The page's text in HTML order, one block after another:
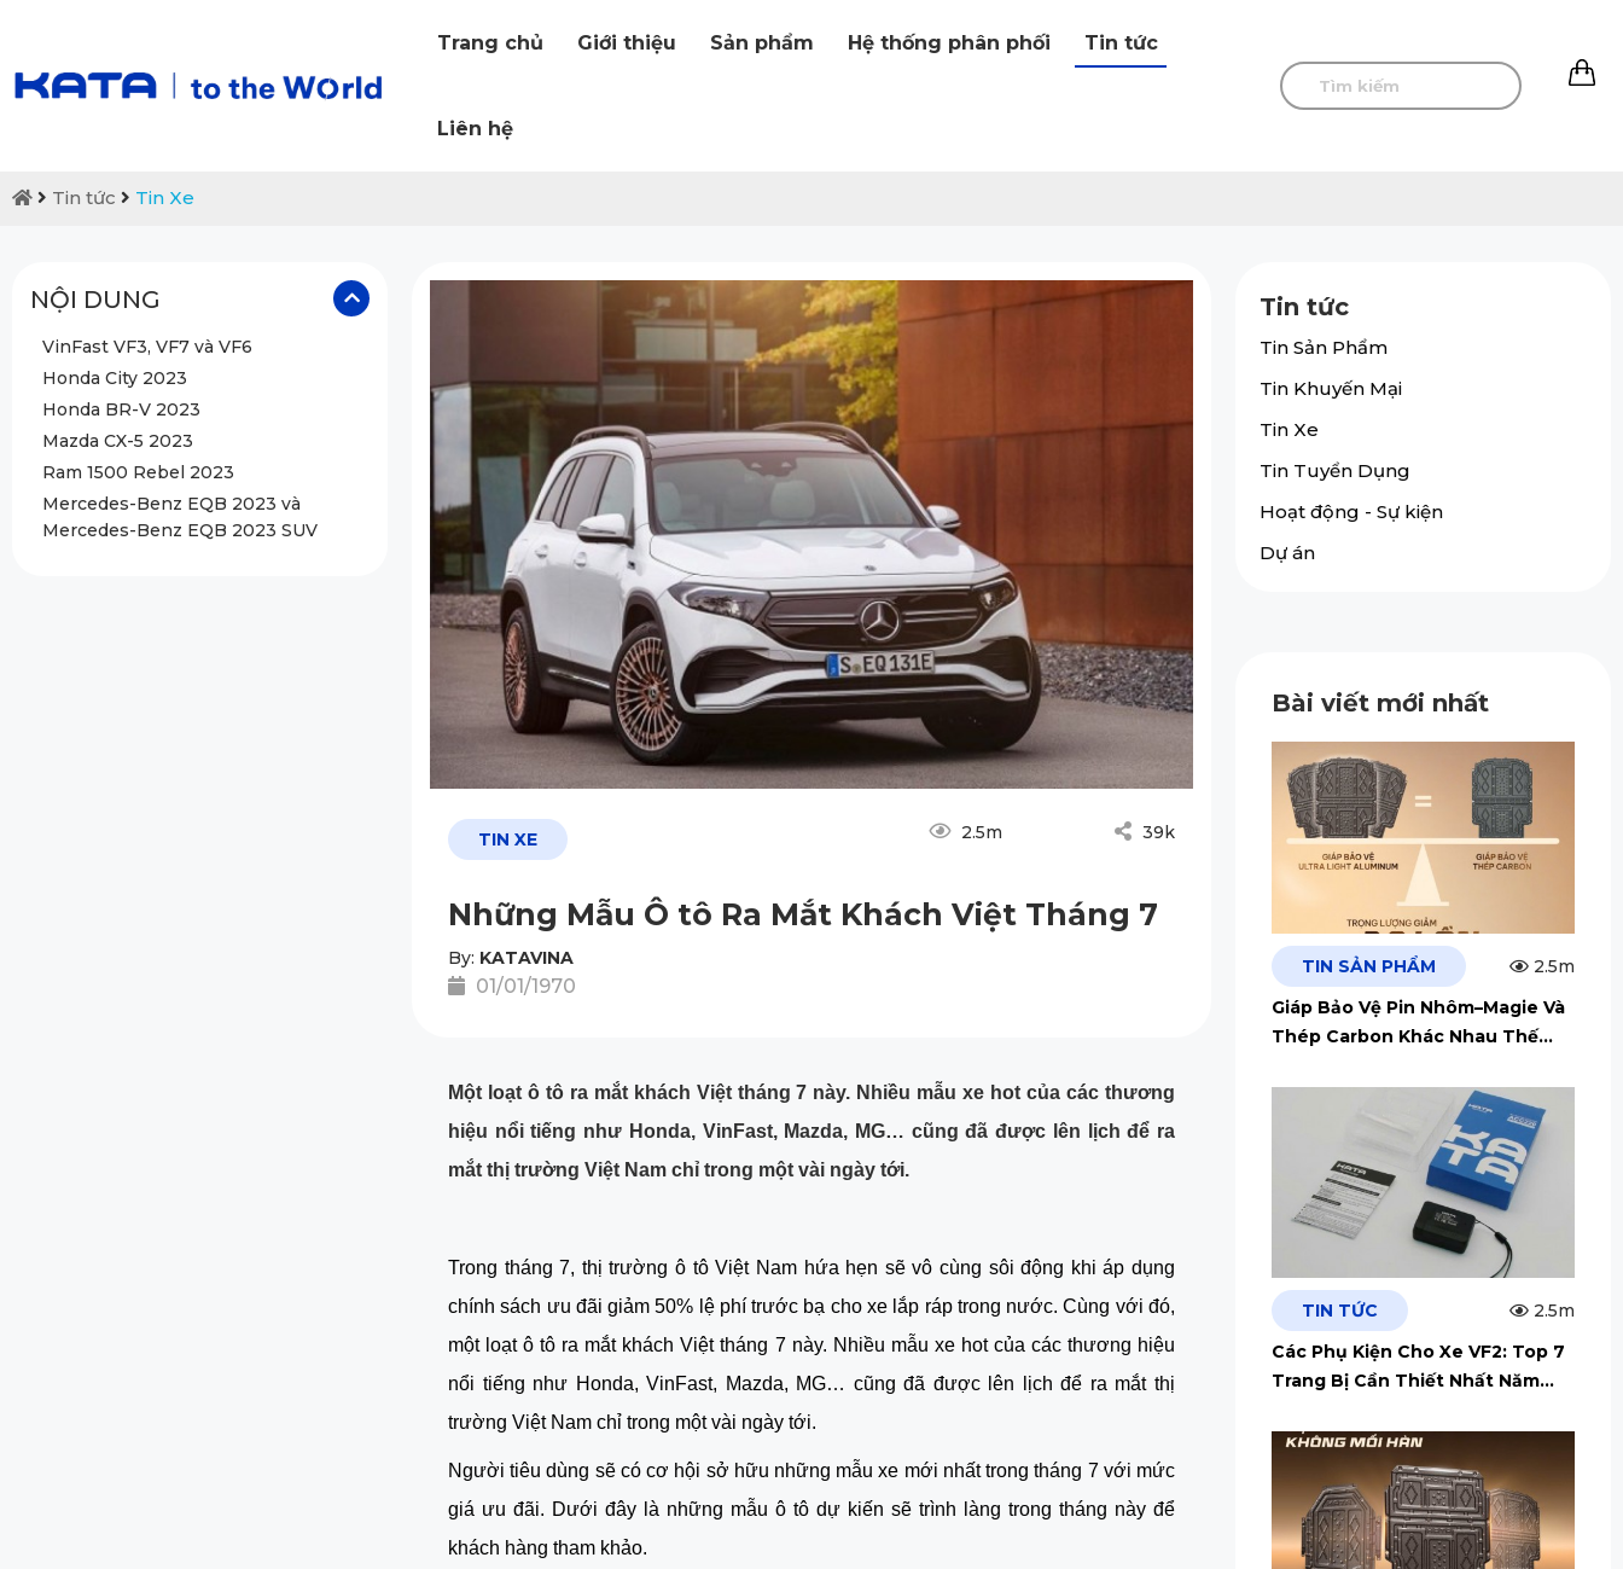
Trang chủ Giới thiệu Sản phẩm Hệ thống phân phối Tin tức
Liên hệ
Tin tức Tin Xe
NỘI DUNG
VinFast VF3, VF7 và VF6
Honda City 2023
Honda BR-V 2023
Mazda CX-5 2023
Ram 1500 Rebel 2023
Mercedes-Benz EQB 2023 và
Mercedes-Benz EQB 2023 SUV
TIN XE 2.5m 39k
Những Mẫu Ô tô Ra Mắt Khách Việt Tháng 7
By: KATAVINA
01/01/1970
Một loạt ô tô ra mắt khách Việt tháng 7 này. Nhiều mẫu xe hot của các thương
hiệu nổi tiếng như Honda, VinFast, Mazda, MG… cũng đã được lên lịch để ra
mắt thị trường Việt Nam chỉ trong một vài ngày tới.
Trong tháng 7, thị trường ô tô Việt Nam hứa hẹn sẽ vô cùng sôi động khi áp dụng
chính sách ưu đãi giảm 50% lệ phí trước bạ cho xe lắp ráp trong nước. Cùng với đó,
một loạt ô tô ra mắt khách Việt tháng 7 này. Nhiều mẫu xe hot của các thương hiệu
nổi tiếng như Honda, VinFast, Mazda, MG… cũng đã được lên lịch để ra mắt thị
trường Việt Nam chỉ trong một vài ngày tới.
Người tiêu dùng sẽ có cơ hội sở hữu những mẫu xe mới nhất trong tháng 7 với mức
giá ưu đãi. Dưới đây là những mẫu ô tô dự kiến sẽ trình làng trong tháng này để
khách hàng tham khảo.
Tin tức
Tin Sản Phẩm
Tin Khuyến Mại
Tin Xe
Tin Tuyển Dụng
Hoạt động - Sự kiện
Dự án
Bài viết mới nhất
TIN SẢN PHẨM
2.5m
Giáp Bảo Vệ Pin Nhôm–Magie Và
Thép Carbon Khác Nhau Thế
TIN TỨC
2.5m
Các Phụ Kiện Cho Xe VF2: Top 7
Trang Bị Cần Thiết Nhất Năm